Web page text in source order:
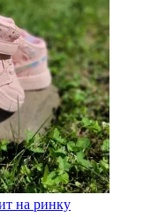
на ринку